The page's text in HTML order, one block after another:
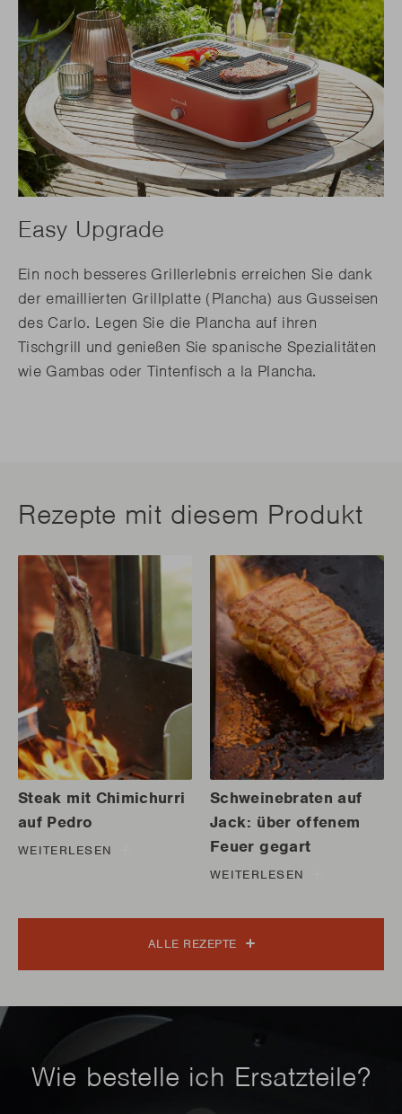
Easy Upgrade
Ein noch besseres Grillerlebnis erreichen Sie dank
der emaillierten Grillplatte (Plancha) aus Gusseisen
des Carlo. Legen Sie die Plancha auf ihren
Tischgrill und genießen Sie spanische Spezialitäten
wie Gambas oder Tintenfisch a la Plancha.
Rezepte mit diesem Produkt
Steak mit Chimichurri
auf Pedro
WEITERLESEN
Schweinebraten auf
Jack: über offenem
Feuer gegart
WEITERLESEN
ALLE REZEPTE
Wie bestelle ich Ersatzteile?